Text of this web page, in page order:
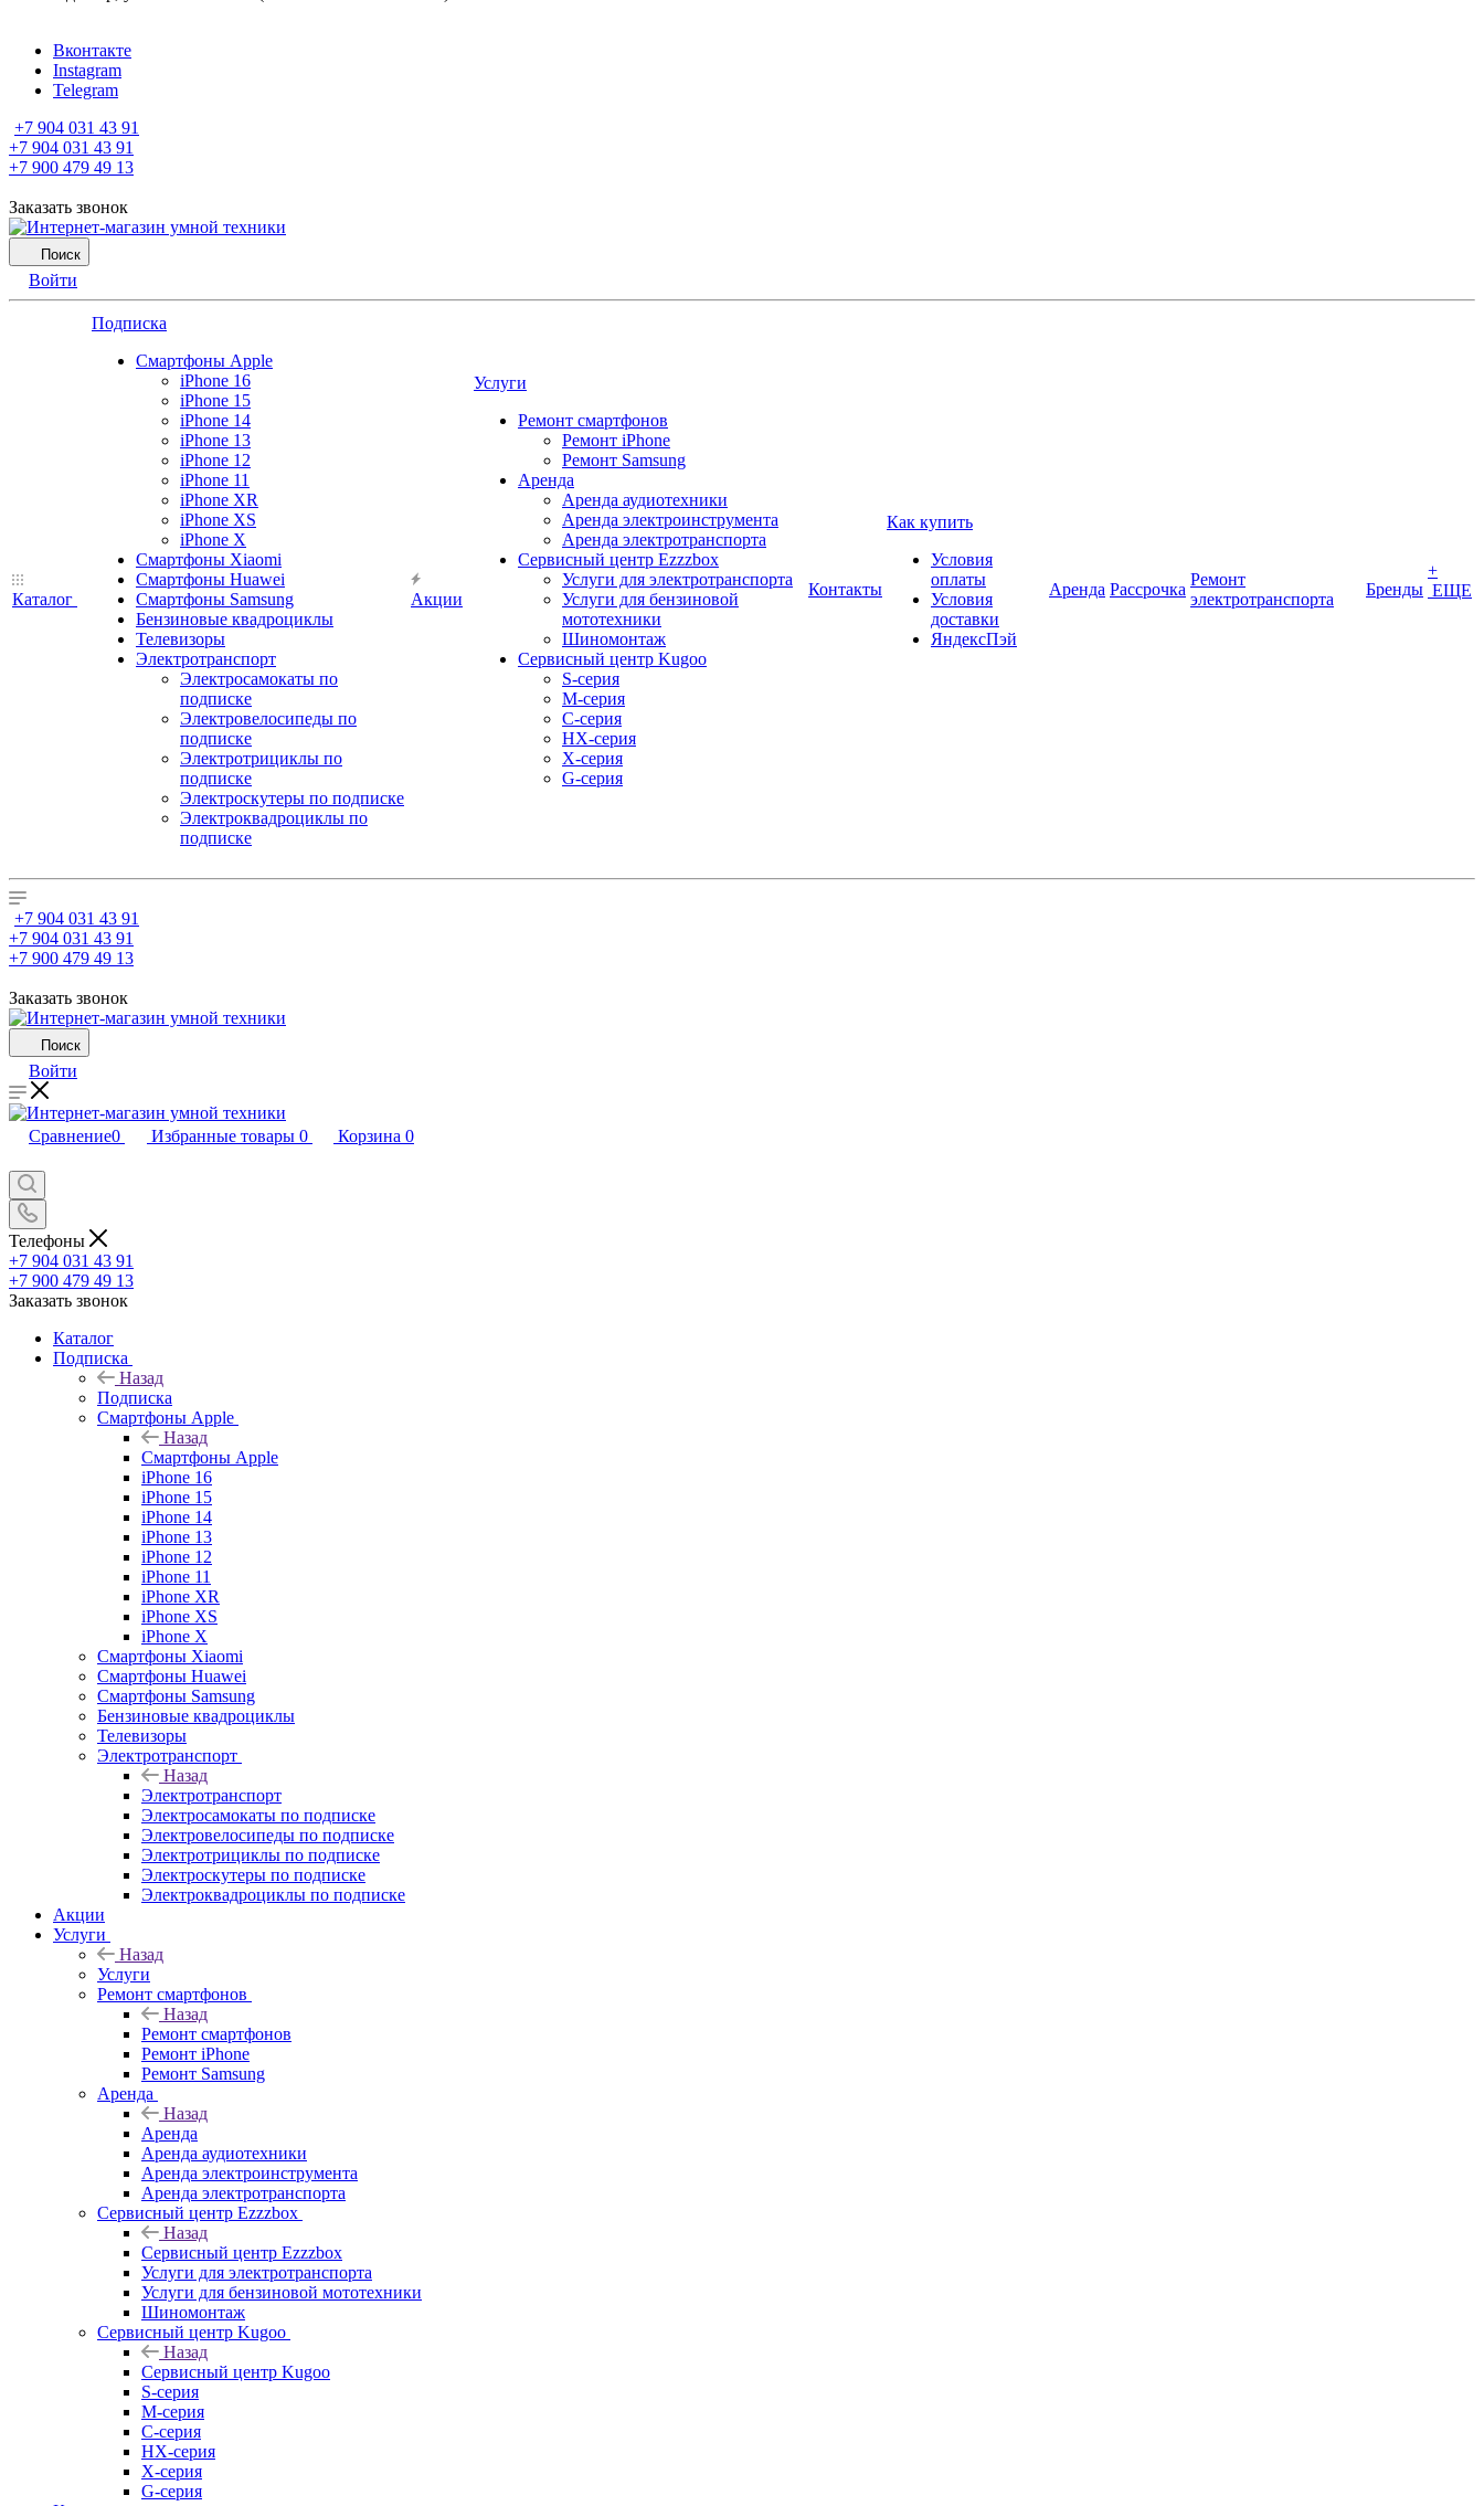
Вконтакте
Instagram
Telegram
+7 904 031 43 91
+7 904 031 43 91
+7 900 479 49 13
Заказать звонок
Поиск
Войти
Каталог
Подписка
Смартфоны Apple
iPhone 16
iPhone 15
iPhone 14
iPhone 13
iPhone 12
iPhone 11
iPhone XR
iPhone XS
iPhone X
Смартфоны Xiaomi
Смартфоны Huawei
Смартфоны Samsung
Бензиновые квадроциклы
Телевизоры
Электротранспорт
Электросамокаты по
подписке
Электровелосипеды по
подписке
Электротрициклы по
подписке
Электроскутеры по подписке
Электроквадроциклы по
подписке
Акции
Услуги
Ремонт смартфонов
Ремонт iPhone
Ремонт Samsung
Аренда
Аренда аудиотехники
Аренда электроинструмента
Аренда электротранспорта
Сервисный центр Ezzzbox
Услуги для электротранспорта
Услуги для бензиновой
мототехники
Шиномонтаж
Сервисный центр Kugoo
S-cерия
M-серия
С-серия
HX-серия
X-серия
G-серия
Контакты
Как купить
Условия
оплаты
Условия
доставки
ЯндексПэй
Аренда Рассрочка
Ремонт
электротранспорта
Бренды
+
ЕЩЕ
+7 904 031 43 91
+7 904 031 43 91
+7 900 479 49 13
Заказать звонок
Поиск
Войти
Сравнение0 Избранные товары 0 Корзина 0
Телефоны
+7 904 031 43 91
+7 900 479 49 13
Заказать звонок
Каталог
Подписка
Назад
Подписка
Смартфоны Apple
Назад
Смартфоны Apple
iPhone 16
iPhone 15
iPhone 14
iPhone 13
iPhone 12
iPhone 11
iPhone XR
iPhone XS
iPhone X
Смартфоны Xiaomi
Смартфоны Huawei
Смартфоны Samsung
Бензиновые квадроциклы
Телевизоры
Электротранспорт
Назад
Электротранспорт
Электросамокаты по подписке
Электровелосипеды по подписке
Электротрициклы по подписке
Электроскутеры по подписке
Электроквадроциклы по подписке
Акции
Услуги
Назад
Услуги
Ремонт смартфонов
Назад
Ремонт смартфонов
Ремонт iPhone
Ремонт Samsung
Аренда
Назад
Аренда
Аренда аудиотехники
Аренда электроинструмента
Аренда электротранспорта
Сервисный центр Ezzzbox
Назад
Сервисный центр Ezzzbox
Услуги для электротранспорта
Услуги для бензиновой мототехники
Шиномонтаж
Сервисный центр Kugoo
Назад
Сервисный центр Kugoo
S-cерия
M-серия
С-серия
HX-серия
X-серия
G-серия